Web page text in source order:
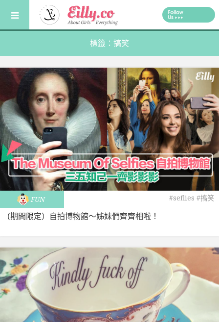
content
標籤：搞笑
FUN #seflies #搞笑
(期間限定）自拍博物館～姊妹們齊齊相啦！